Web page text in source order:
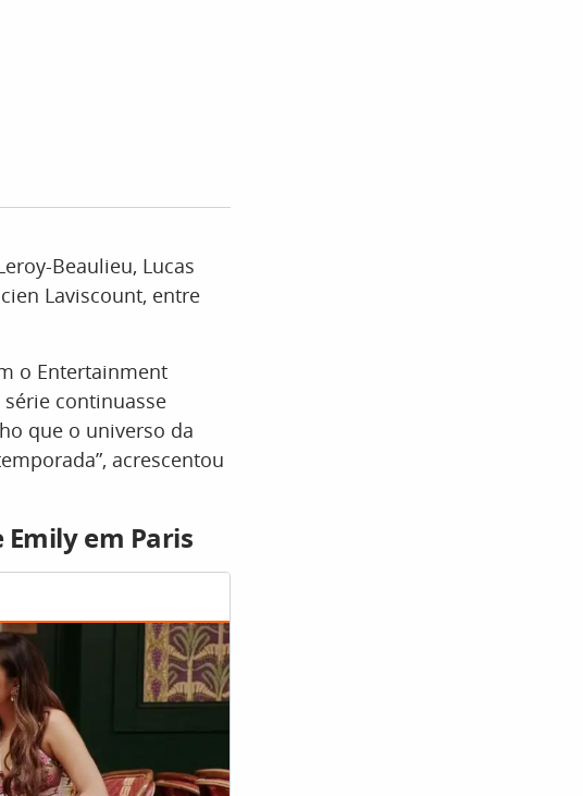
Beaulieu, Lucas
Laviscount, entre
o Entertainment
continuasse
que o universo da
acrescentou
em Paris